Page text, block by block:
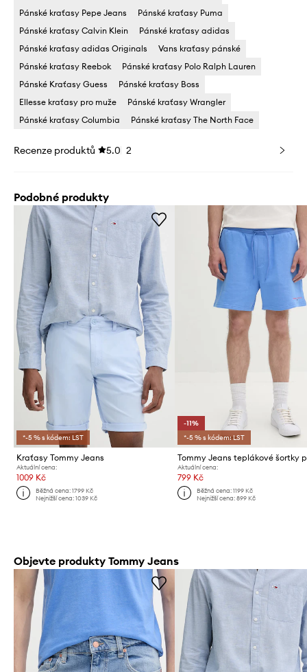
Pánské kraťasy Pepe Jeans
Pánské kraťasy Puma
Pánské kraťasy Calvin Klein
Pánské kraťasy adidas
Pánské kraťasy adidas Originals
Vans kraťasy pánské
Pánské kraťasy Reebok
Pánské kraťasy Polo Ralph Lauren
Pánské Kraťasy Guess
Pánské kraťasy Boss
Ellesse kraťasy pro muže
Pánské kraťasy Wrangler
Pánské kraťasy Columbia
Pánské kraťasy The North Face
Recenze produktů 5.0 2
Podobné produkty
*-5 % s kódem: LST
Kraťasy Tommy Jeans
Aktuální cena:
1009 Kč
Běžná cena:1799 Kč
Nejnižší cena:1039 Kč
-11%
*-5 % s kódem: LST
Aktuální cena:
799 Kč
Běžná cena: 1199 Kč
Nejnižší cena: 899 Kč
Objevte produkty Tommy Jeans